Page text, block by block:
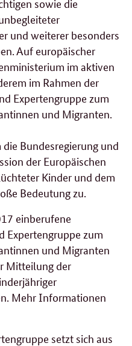
sowie die
und weiterer besonders
Auf europäischer
im aktiven
im Rahmen der
Expertengruppe zum
und Migranten.
Bundesregierung und
der Europäischen
Kinder und dem
Bedeutung zu.
einberufene
Expertengruppe zum
und Migranten
Mitteilung der
Mehr Informationen
setzt sich aus